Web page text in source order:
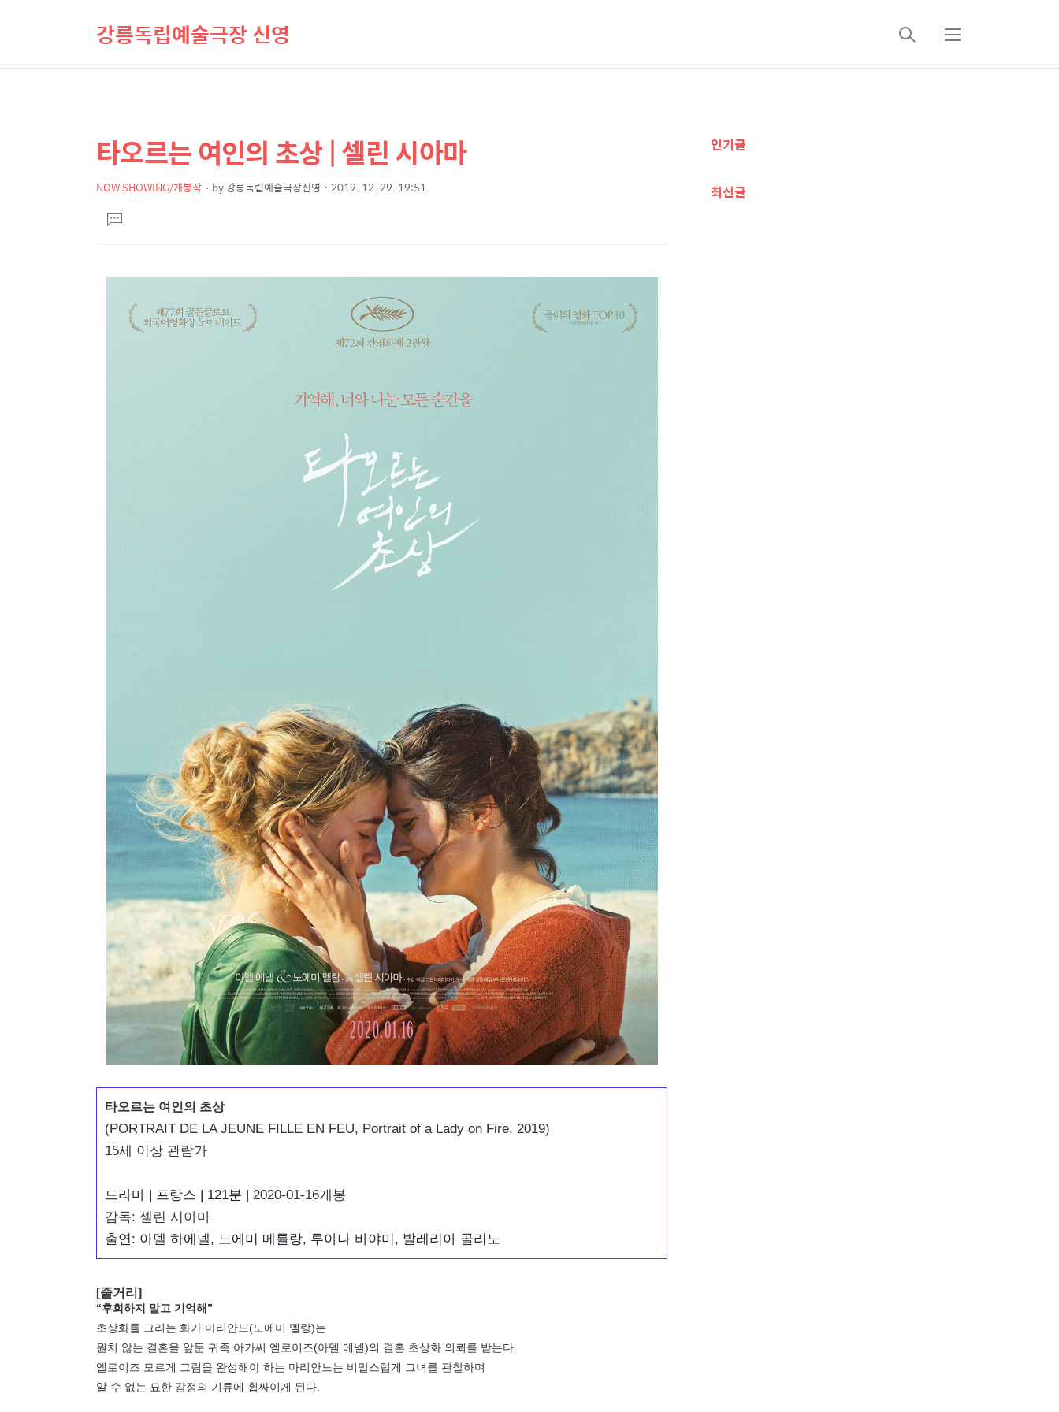
강릉독립예술극장 신영
검
메
상
컨
텐
본
문
제
타오르는 여인의 초상 | 셀린 시아마
NOW SHOWING/개봉작 by강릉독립예술극장신영 2019. 12. 29. 19:51
문댓
글
타오르는 여인의 초상
(PORTRAIT DE LA JEUNE FILLE EN FEU, Portrait of a Lady on Fire, 2019)
15세 이상 관람가
드라마 | 프랑스 | 121분 | 2020-01-16개봉
감독: 셀린 시아마
출연: 아델 하에넬, 노에미 메를랑, 루아나 바야미, 발레리아 골리노
[줄거리]
“후회하지 말고 기억해”
초상화를 그리는 화가 마리안느(노에미 멜랑)는
원치 않는 결혼을 앞둔 귀족 아가씨 엘로이즈(아델 에넬)의 결혼 초상화 의뢰를 받는다.
엘로이즈 모르게 그림을 완성해야 하는 마리안느는 비밀스럽게 그녀를 관찰하며
알 수 없는 묘한 감정의 기류에 휩싸이게 된다.
추
정
인기글
최신글